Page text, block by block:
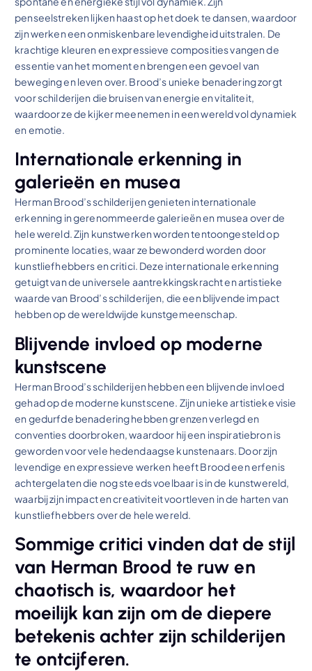
penseelstreken lijken haast op het doek te dansen, waardoor
zijn werken een onmiskenbare levendigheid uitstralen. De
krachtige kleuren en expressieve composities vangen de
essentie van het moment en brengen een gevoel van
beweging en leven over. Brood’s unieke benadering zorgt
voor schilderijen die bruisen van energie en vitaliteit,
waardoor ze de kijker meenemen in een wereld vol dynamiek
en emotie.
Internationale erkenning in
galerieën en musea
Herman Brood’s schilderijen genieten internationale
erkenning in gerenommeerde galerieën en musea over de
hele wereld. Zijn kunstwerken worden tentoongesteld op
prominente locaties, waar ze bewonderd worden door
kunstliefhebbers en critici. Deze internationale erkenning
getuigt van de universele aantrekkingskracht en artistieke
waarde van Brood’s schilderijen, die een blijvende impact
hebben op de wereldwijde kunstgemeenschap.
Blijvende invloed op moderne
kunstscene
Herman Brood’s schilderijen hebben een blijvende invloed
gehad op de moderne kunstscene. Zijn unieke artistieke visie
en gedurfde benadering hebben grenzen verlegd en
conventies doorbroken, waardoor hij een inspiratiebron is
geworden voor vele hedendaagse kunstenaars. Door zijn
levendige en expressieve werken heeft Brood een erfenis
achtergelaten die nog steeds voelbaar is in de kunstwereld,
waarbij zijn impact en creativiteit voortleven in de harten van
kunstliefhebbers over de hele wereld.
Sommige critici vinden dat de stijl
van Herman Brood te ruw en
chaotisch is, waardoor het
moeilijk kan zijn om de diepere
betekenis achter zijn schilderijen
te ontcijferen.